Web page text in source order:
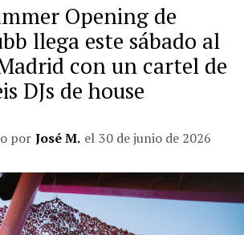
Opening de
llega este sábado al
con un cartel de
DJs de house
por José M. el 30 de junio de 2026